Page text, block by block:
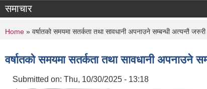
समाचार
You are here
Home » वर्षातको समयमा सतर्कता तथा सावधानी अपनाउने सम्बन्धी अत्यन्तै
वर्षातको समयमा सतर्कता तथा सावधानी अपनाउने
Submitted on: Thu, 10/30/2025 - 13:18